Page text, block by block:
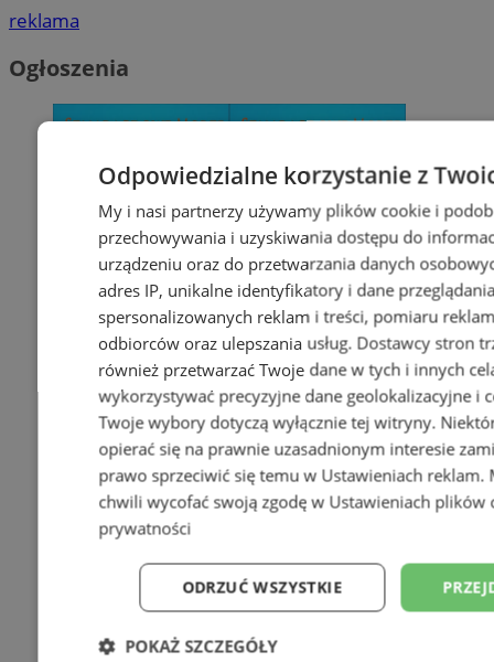
reklama
Ogłoszenia
Odpowiedzialne korzystanie z
My i nasi partnerzy używamy plików cookie i
przechowywania i uzyskiwania dostępu do
urządzeniu oraz do przetwarzania danych
adres IP, unikalne identyfikatory i dane
spersonalizowanych reklam i treści, pomiaru
odbiorców oraz ulepszania usług. Dostawcy stron
również przetwarzać Twoje dane w tych i innych
wykorzystywać precyzyjne dane geolokalizacyjne i
Twoje wybory dotyczą wyłącznie tej witryny.
opierać się na prawnie uzasadnionym interesie
prawo sprzeciwić się temu w Ustawieniach reklam.
chwili wycofać swoją zgodę w Ustawieniach plików
prywatności
ODRZUĆ WSZYSTKIE
POKAŻ SZCZEGÓŁY